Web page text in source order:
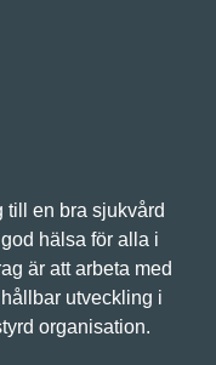
till en bra sjukvård
hälsa för alla i
är att arbeta med
utveckling i
organisation.